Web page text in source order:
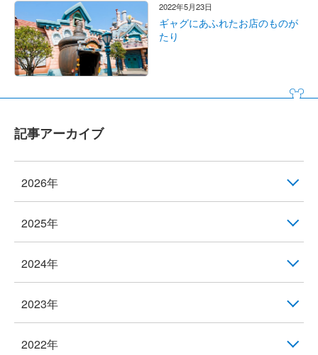
2022年5月23日
ギャグにあふれたお店のものが
たり
記事アーカイブ
2026年
2025年
2024年
2023年
2022年